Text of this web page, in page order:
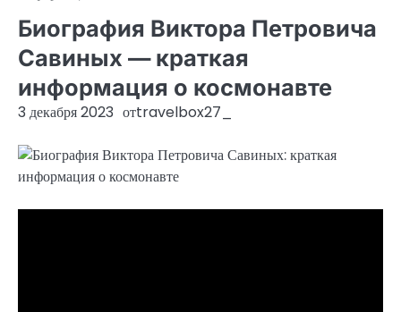
Биография Виктора Петровича
Савиных — краткая
информация о космонавте
3 декабря 2023 отtravelbox27_